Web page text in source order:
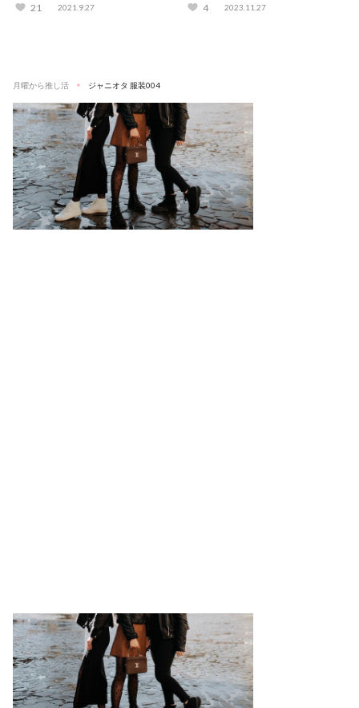
21 2021.9.27 4 2023.11.27
月曜から推し活 ジャニオタ 服装004